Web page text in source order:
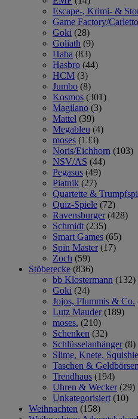
Escape-, Krimi- &
Game Factory/Carletto
Goki (28)
Goliath (9)
Haba (83)
Hasbro (44)
HCM (3)
Jumbo (8)
Kosmos (301)
Magilano (3)
Mattel (39)
Megableu (4)
moses (133)
Noris/Eichhorn (103)
NSV/AS (44)
Pegasus (49)
Piatnik (27)
Quartette &
Quiz-Spiele (72)
Ravensburger (428)
Schmidt (235)
Smart Games (65)
Spin Master (17)
Zoch (59)
Stöberecke (836)
bb Klostermann (132)
Goki (24)
Jojos, Flummis & Co.
Lutz Mauder (189)
moses. (210)
Schenken (32)
Schlüsselanhänger (8)
Slime, Knete,
Taschen & Geldbörsen
Trendhaus (194)
Uhren & Wecker (29)
Unkategorisiert (10)
Weihnachten (158)